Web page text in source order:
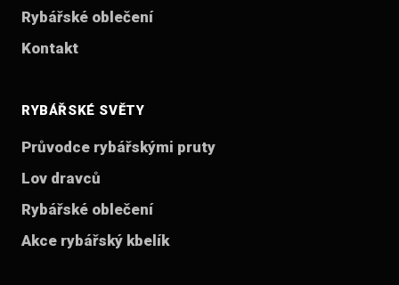
Rybářské oblečení
Kontakt
RYBÁŘSKÉ SVĚTY
Průvodce rybářskými pruty
Lov dravců
Rybářské oblečení
Akce rybářský kbelík